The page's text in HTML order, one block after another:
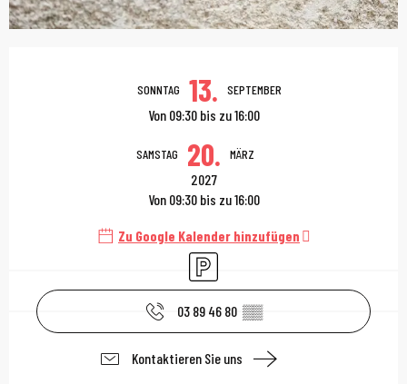
Öffnungszeiten &
SONNTAG 13. SEPTEMBER
Von 09:30 bis zu 16:00
SAMSTAG 20. MÄRZ
2027
Von 09:30 bis zu 16:00
Zu Google Kalender hinzufügen
Parkplatz
03 89 46 80 ▒▒
Kontaktieren Sie uns